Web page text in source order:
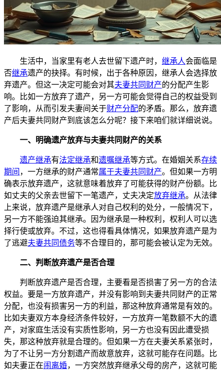
生活中，当家里有老人去世留下遗产时， 继承人会面临是
否继承遗产的抉择。有时候，出于各种原因，继承人会选择放
弃遗产。但这一决定可能会对其夫妻共同财产的分配产生影
响。比如一方放弃了遗产，另一方可能会觉得自己的权益受到
了影响，从而引发夫妻间关于财产分配的矛盾。那么，放弃遗
产后夫妻共同财产到底该怎么分呢？接下来咱们就详细说说。
一、明确遗产放弃与夫妻共同财产的关系
遗产继承有法定继承和遗嘱继承等方式。在婚姻关系存续
期间 ，一方继承的财产通常属于夫妻共同财产。但如果一方明
确表示放弃遗产，这就意味着放弃了可能获得的财产份额。比
如丈夫的父亲去世留下一笔遗产，丈夫决定放弃继承。从法律
上来说，放弃遗产是继承人对自己权利的处分，一般情况下，
另一方不能强迫其继承。因为继承是一种权利，权利人可以选
择行使或放弃。不过，这也得看具体情况，如果放弃遗产是为
了逃避夫妻共同债务等不合理目的，那可能会被认定为无效。
二、判断放弃遗产是否合理
判断放弃遗产是否合理，主要看是否损害了另一方的合法
权益。要是一方放弃遗产，并没有影响到夫妻共同财产的正常
分配，也没有损害另一方的利益，那这种放弃通常是有效的。
比如夫妻双方本身经济条件较好，一方放弃一笔数额不大的遗
产，对家庭生活没有实质性影响，另一方也没有因此遭受损
失，那这种放弃就是合理的。但如果一方在夫妻关系紧张时，
为了不让另一方分割遗产而故意放弃，这就可能存在问题。比
如夫妻正在闹离婚，一方突然放弃继承父母的房产，这就可能